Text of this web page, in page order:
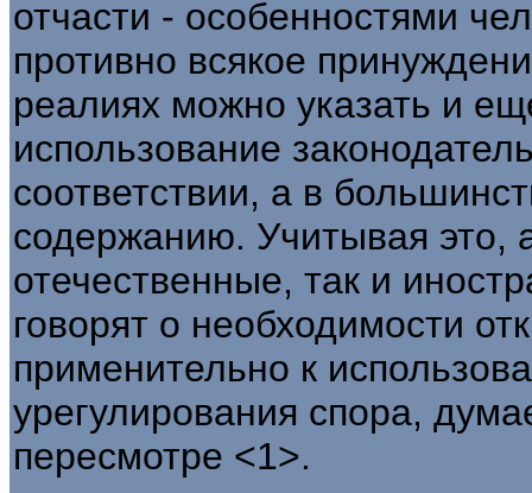
отчасти - особенностями
противно всякое
реалиях можно указать и
использование
соответствии, а в
содержанию. Учитывая это,
отечественные, так и
говорят о необходимости
применительно к
урегулирования спора,
пересмотре <1>.